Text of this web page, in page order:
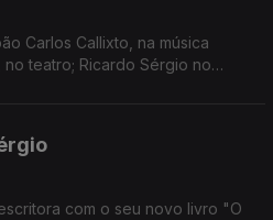
Carlos Callixto, na música
teatro; Ricardo Sérgio no
com o seu novo livro "O